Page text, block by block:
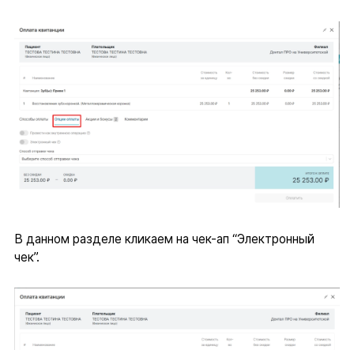
В данном разделе кликаем на чек-ап “Электронный
чек”.